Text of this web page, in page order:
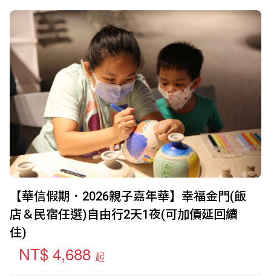
【華信假期．2026親子嘉年華】幸福金門(飯
店＆民宿任選)自由行2天1夜(可加價延回續
住)
NT$ 4,688 起